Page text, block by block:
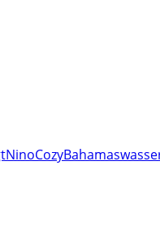
NinoCozyBahamas